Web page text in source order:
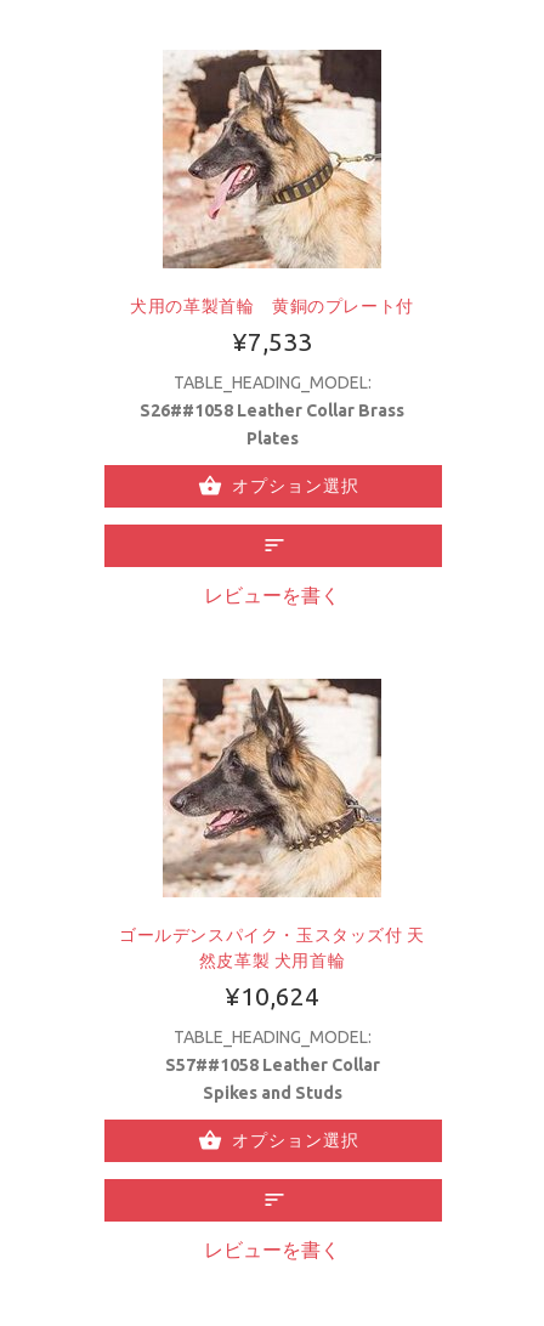
犬用の革製首輪 黄銅のプレート付
¥7,533
TABLE_HEADING_MODEL:
S26##1058 Leather Collar Brass
Plates
オプション選択
レビューを書く
ゴールデンスパイク・玉スタッズ付 天
然皮革製 犬用首輪
¥10,624
TABLE_HEADING_MODEL:
S57##1058 Leather Collar
Spikes and Studs
オプション選択
レビューを書く